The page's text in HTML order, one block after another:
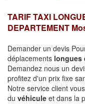
TARIF TAXI
DEPARTEMENT
Demander un devis
déplacements longues
Demandez nous un
profitez d'un prix fixe
Notre service client
du véhicule et dans la